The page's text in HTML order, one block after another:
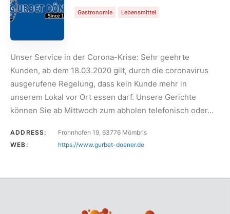
Gastronomie Lebensmittel
Unser Service in der Corona-Krise: Sehr geehrte
Kunden, ab dem 18.03.2020 gilt, durch die coronavirus
ausgerufene Regelung, dass kein Kunde mehr in
unserem Lokal vor Ort essen darf. Unsere Gerichte
können Sie ab Mittwoch zum abholen telefonisch oder…
ADDRESS:
Frohnhofen 19, 63776 Mömbris
WEB:
https://www.gurbet-doener.de